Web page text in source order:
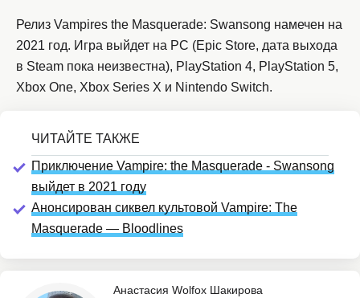
Релиз Vampires the Masquerade: Swansong намечен на
2021 год. Игра выйдет на PC (Epic Store, дата выхода
в Steam пока неизвестна), PlayStation 4, PlayStation 5,
Xbox One, Xbox Series X и Nintendo Switch.
Приключение Vampire: the Masquerade - Swansong
выйдет в 2021 году
Анонсирован сиквел культовой Vampire: The
Masquerade — Bloodlines
Анастасия Wolfox Шакирова